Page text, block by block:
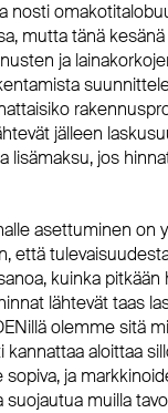
nosti
mutta tänä kesänä
ja
jälleen
lisämaksu, jos
asettuminen on
että
kuinka
lähtevät taas
olemme sitä
aloittaa
ja
suojautua muilla